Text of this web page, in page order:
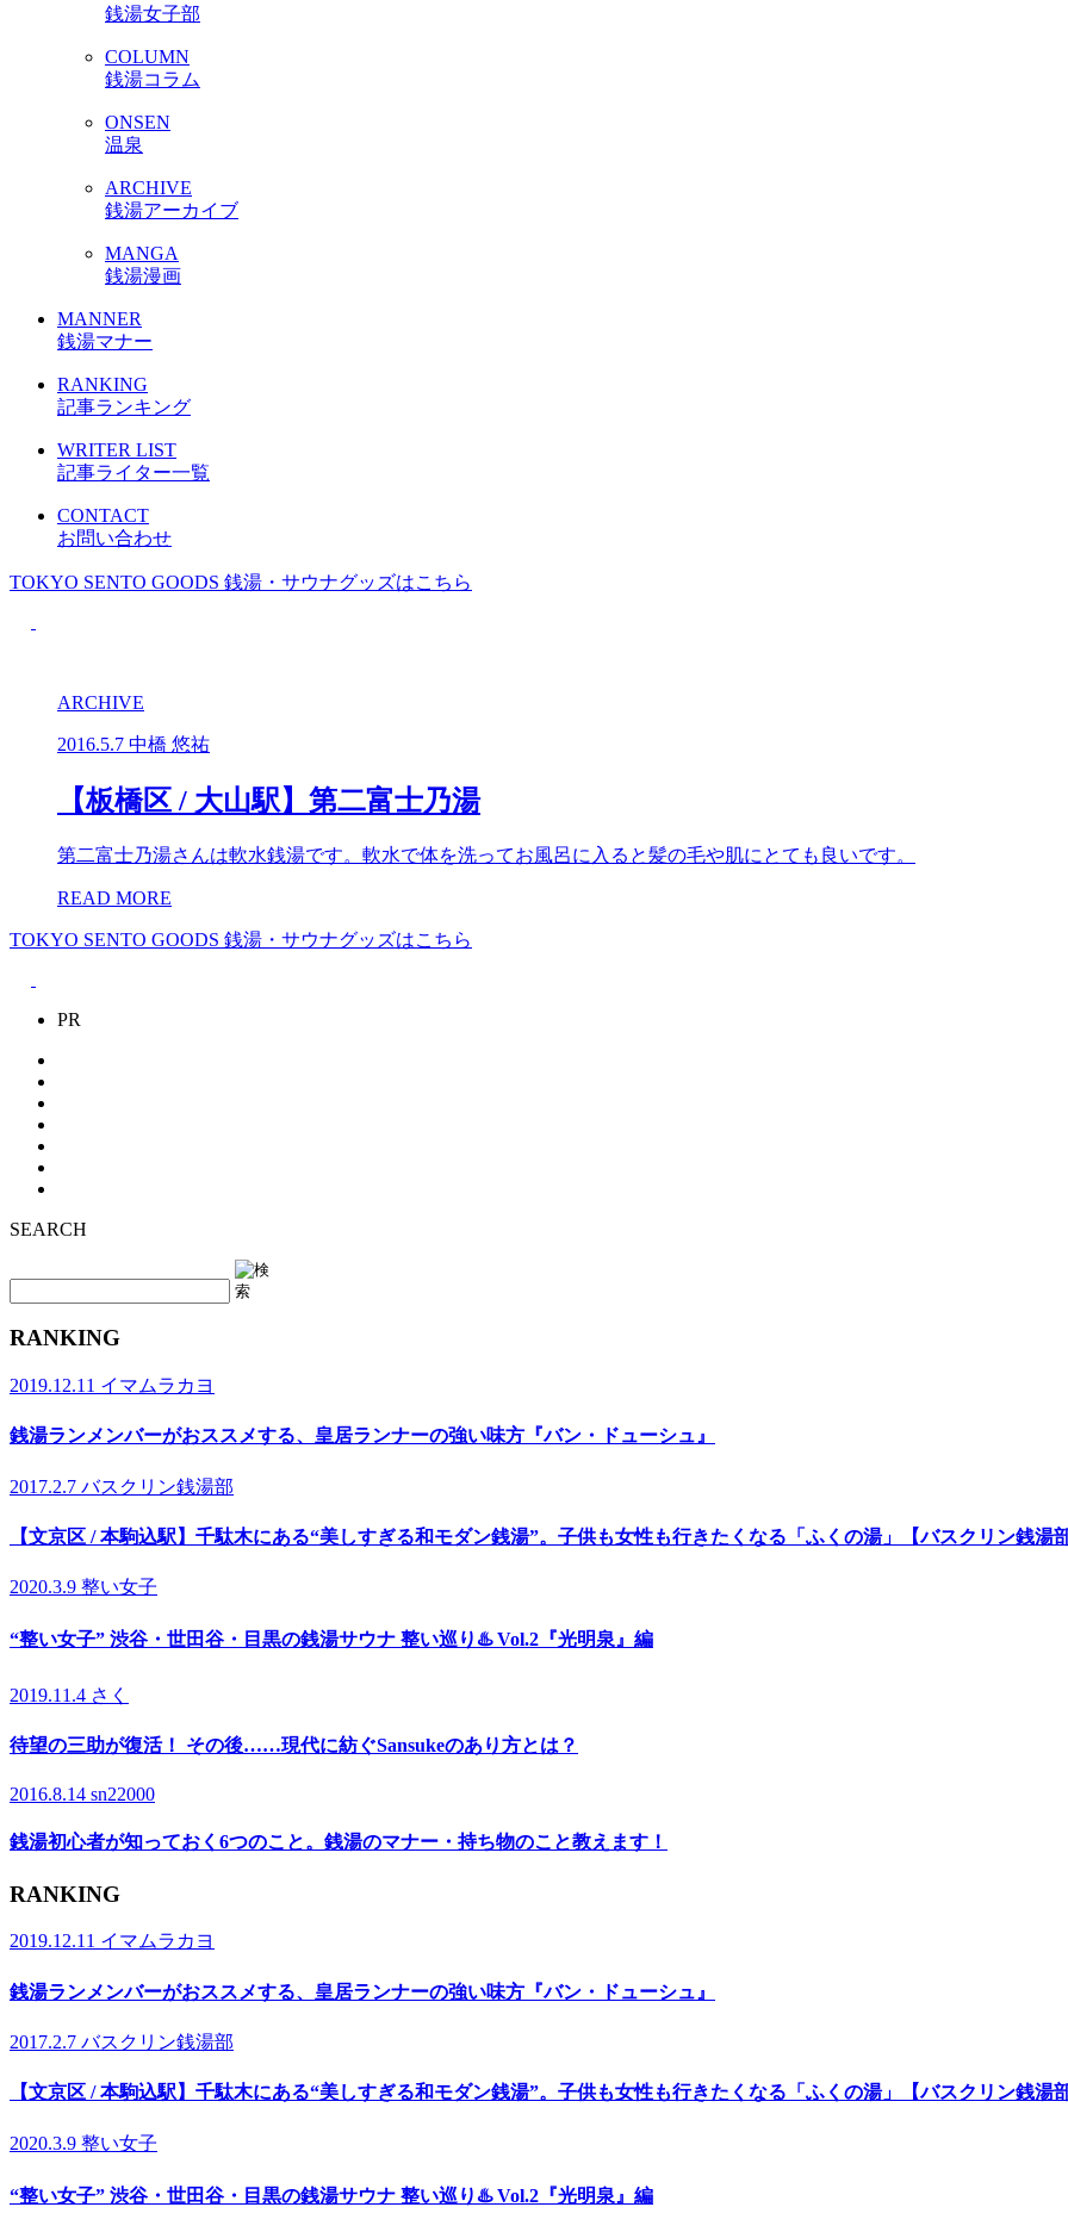
銭湯女子部
COLUMN
銭湯コラム
ONSEN
温泉
ARCHIVE
銭湯アーカイブ
MANGA
銭湯漫画
MANNER
銭湯マナー
RANKING
記事ランキング
WRITER LIST
記事ライター一覧
CONTACT
お問い合わせ
TOKYO SENTO GOODS 銭湯・サウナグッズはこちら
ARCHIVE
2016.5.7 中橋 悠祐
【板橋区 / 大山駅】第二富士乃湯
第二富士乃湯さんは軟水銭湯です。軟水で体を洗ってお風呂に入ると髪の毛や肌にとても良いです。
READ MORE
TOKYO SENTO GOODS 銭湯・サウナグッズはこちら
PR
SEARCH
RANKING
2019.12.11 イマムラカヨ
銭湯ランメンバーがおススメする、皇居ランナーの強い味方『バン・ドューシュ』
2017.2.7 バスクリン銭湯部
【文京区 / 本駒込駅】千駄木にある“美しすぎる和モダン銭湯”。子供も女性も行きたくなる「ふくの湯」【バスクリン銭湯
2020.3.9 整い女子
“整い女子” 渋谷・世田谷・目黒の銭湯サウナ 整い巡り♨️ Vol.2『光明泉』編
2019.11.4 さく
待望の三助が復活！ その後……現代に紡ぐSansukeのあり方とは？
2016.8.14 sn22000
銭湯初心者が知っておく6つのこと。銭湯のマナー・持ち物のこと教えます！
RANKING
2019.12.11 イマムラカヨ
銭湯ランメンバーがおススメする、皇居ランナーの強い味方『バン・ドューシュ』
2017.2.7 バスクリン銭湯部
【文京区 / 本駒込駅】千駄木にある“美しすぎる和モダン銭湯”。子供も女性も行きたくなる「ふくの湯」【バスクリン銭湯
2020.3.9 整い女子
“整い女子” 渋谷・世田谷・目黒の銭湯サウナ 整い巡り♨️ Vol.2『光明泉』編